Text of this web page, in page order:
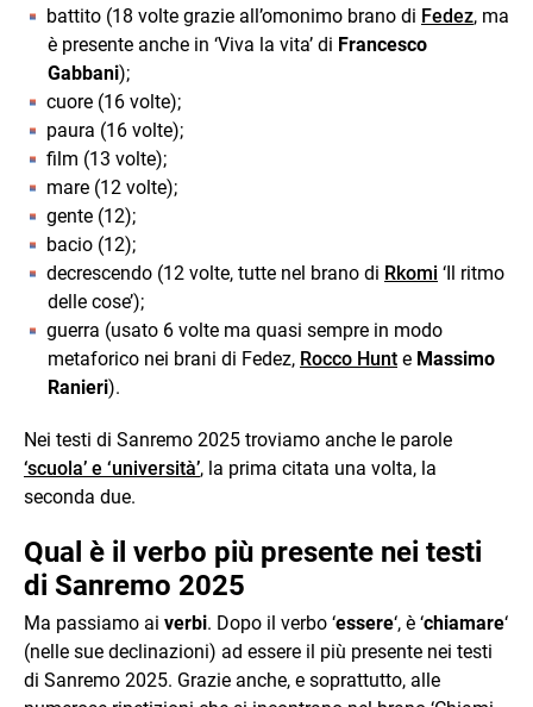
battito (18 volte grazie all’omonimo brano di Fedez, ma
è presente anche in ‘Viva la vita’ di Francesco
Gabbani);
cuore (16 volte);
paura (16 volte);
film (13 volte);
mare (12 volte);
gente (12);
bacio (12);
decrescendo (12 volte, tutte nel brano di Rkomi ‘Il ritmo
delle cose’);
guerra (usato 6 volte ma quasi sempre in modo
metaforico nei brani di Fedez, Rocco Hunt e Massimo
Ranieri).
Nei testi di Sanremo 2025 troviamo anche le parole
‘scuola’ e ‘università’, la prima citata una volta, la
seconda due.
Qual è il verbo più presente nei testi
di Sanremo 2025
Ma passiamo ai verbi. Dopo il verbo ‘essere‘, è ‘chiamare‘
(nelle sue declinazioni) ad essere il più presente nei testi
di Sanremo 2025. Grazie anche, e soprattutto, alle